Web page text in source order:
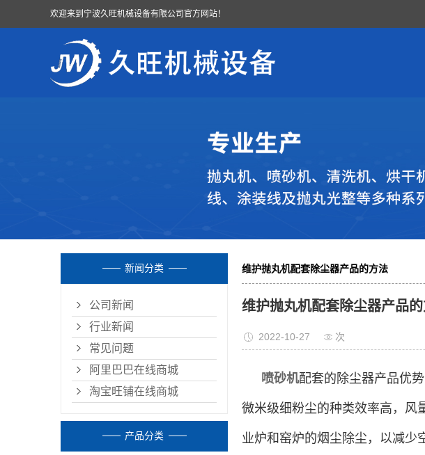
欢迎来到宁波久旺机械设备有限公司官方网站！
新闻分类
公司新闻
行业新闻
常见问题
阿里巴巴在线商城
淘宝旺铺在线商城
产品分类
维护抛丸机配套除尘器产品的方法
维护抛丸机配套除尘器产品
2022-10-27 次
喷砂机配套的除尘器产品优
微米级细粉尘的种类效率高，风
业炉和窑炉的烟尘除尘，以减少